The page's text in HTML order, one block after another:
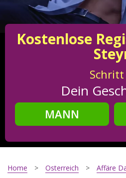
Kostenlose
Schritt
Dein
MANN
Home Osterreich
Affäre